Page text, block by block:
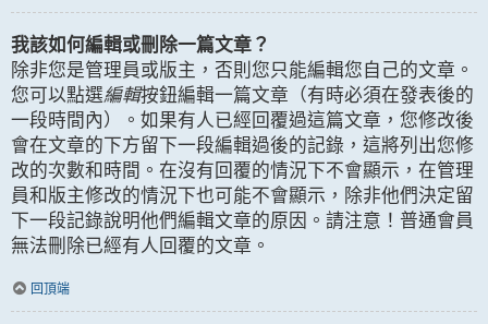
我該如何編輯或刪除一篇文章？
除非您是管理員或版主，否則您只能編輯您自己的文章。
您可以點選編輯按鈕編輯一篇文章（有時必須在發表後的
一段時間內）。如果有人已經回覆過這篇文章，您修改後
會在文章的下方留下一段編輯過後的記錄，這將列出您修
改的次數和時間。在沒有回覆的情況下不會顯示，在管理
員和版主修改的情況下也可能不會顯示，除非他們決定留
下一段記錄說明他們編輯文章的原因。請注意！普通會員
無法刪除已經有人回覆的文章。
回頂端